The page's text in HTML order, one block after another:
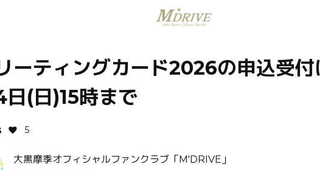
ーティングカード2026の申込受付
日(日)15時まで
5
大黒摩季オフィシャルファンクラブ「M'DRIVE」